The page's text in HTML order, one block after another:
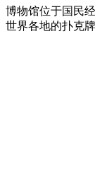
博物馆位于国民
世界各地的扑克